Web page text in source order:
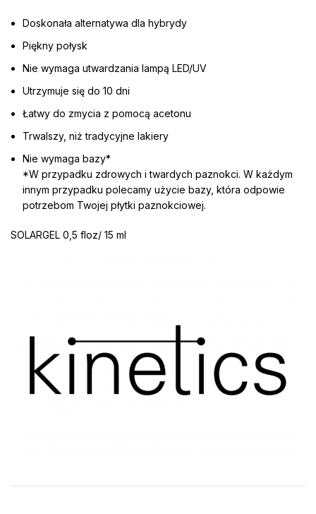
Doskonała alternatywa dla hybrydy
Piękny połysk
Nie wymaga utwardzania lampą LED/UV
Utrzymuje się do 10 dni
Łatwy do zmycia z pomocą acetonu
Trwalszy, niż tradycyjne lakiery
Nie wymaga bazy*
*W przypadku zdrowych i twardych paznokci. W każdym
innym przypadku polecamy użycie bazy, która odpowie
potrzebom Twojej płytki paznokciowej.
SOLARGEL 0,5 floz/ 15 ml